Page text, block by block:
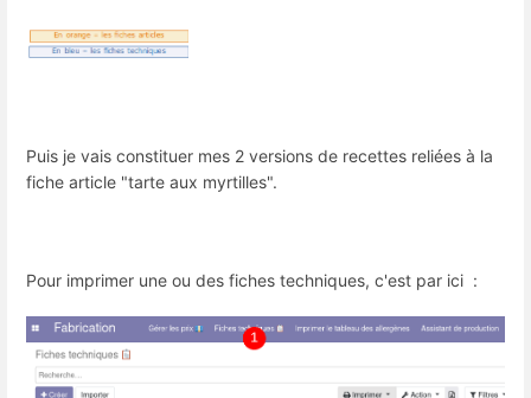
Puis je vais constituer mes 2 versions de recettes reliées à la
fiche article "tarte aux myrtilles".
Pour imprimer une ou des fiches techniques, c'est par ici :